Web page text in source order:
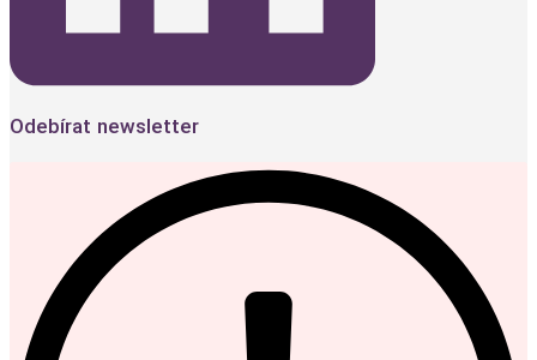
Odebírat newsletter